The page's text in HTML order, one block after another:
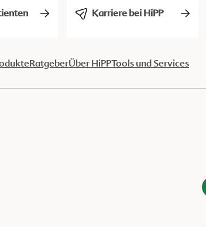
Karriere bei HiPP
RatgeberÜber HiPPTools und Services